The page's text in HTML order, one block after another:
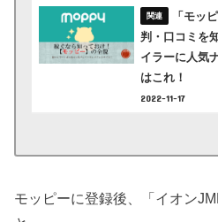
「モッ
判・口コミを
イラーに人気
はこれ！
2022-11-17
モッピーに登録後、「イオン